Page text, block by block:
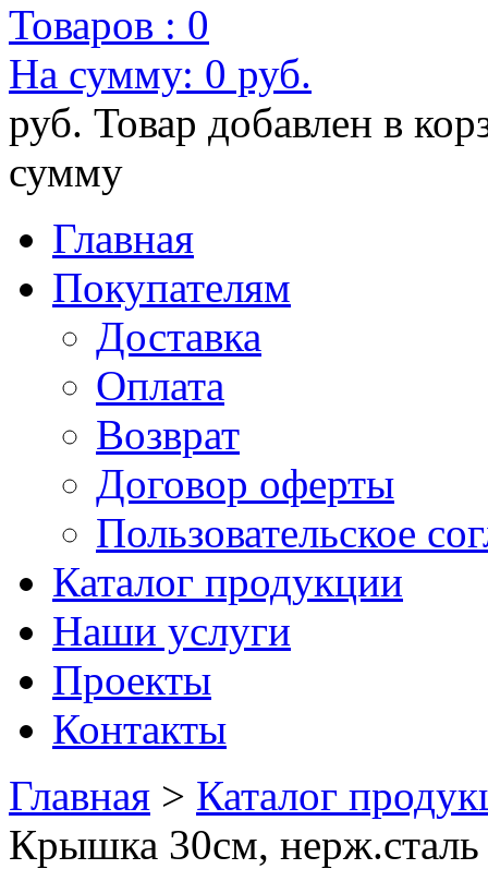
Товаров : 0
На сумму: 0 руб.
руб. Товар добавлен в
сумму
Главная
Покупателям
Доставка
Оплата
Возврат
Договор оферты
Пользовательское
Каталог продукции
Наши услуги
Проекты
Контакты
Главная > Каталог
Крышка 30см,